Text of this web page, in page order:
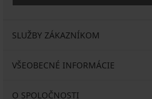
SLUŽBY ZÁKAZNÍKOM
VŠEOBECNÉ INFORMÁCIE
O SPOLOČNOSTI